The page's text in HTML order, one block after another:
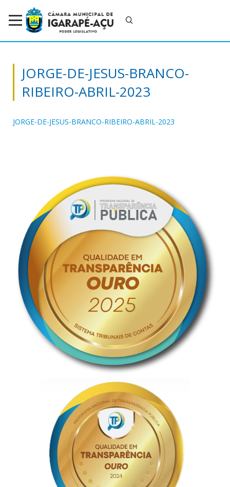
JORGE-DE-JESUS-BRANCO-
RIBEIRO-ABRIL-2023
JORGE-DE-JESUS-BRANCO-RIBEIRO-ABRIL-2023